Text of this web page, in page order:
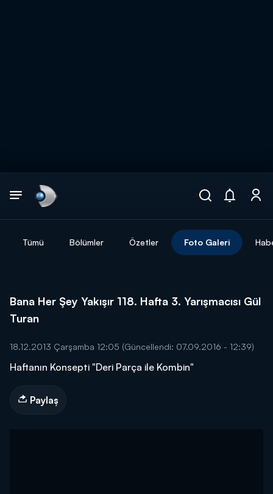
Tümü Bölümler Özetler Foto Galeri
Bana Her Şey Yakışır 118. Hafta 3. Yarışmacısı Gül
Turan
18.12.2013 Çarşamba 12:05 (Güncellendi: 07.09.2016 - 12:39)
Haftanın Konsepti "Deri Parça ile Kombin"
Paylaş